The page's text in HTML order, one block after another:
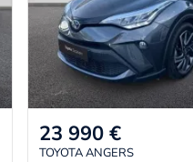
23 990 €
TOYOTA ANGERS